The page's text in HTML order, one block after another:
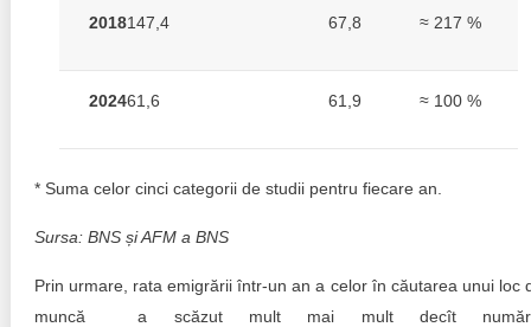
2018147,4 67,8 ≈ 217 %
202461,6 61,9 ≈ 100 %
* Suma celor cinci categorii de studii pentru fiecare an.
Sursa: BNS și AFM a BNS
Prin urmare, rata emigrării într-un an a celor în căutarea unui loc
muncă a scăzut mult mai mult decît